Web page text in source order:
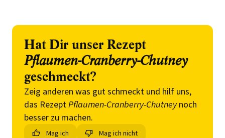
Hat Dir unser Rezept
Pflaumen-Cranberry-Chutney
geschmeckt?
Zeig anderen was gut schmeckt und hilf uns,
das RezeptPflaumen-Cranberry-Chutneynoch
besser zu machen.
Mag ich Mag ich nicht